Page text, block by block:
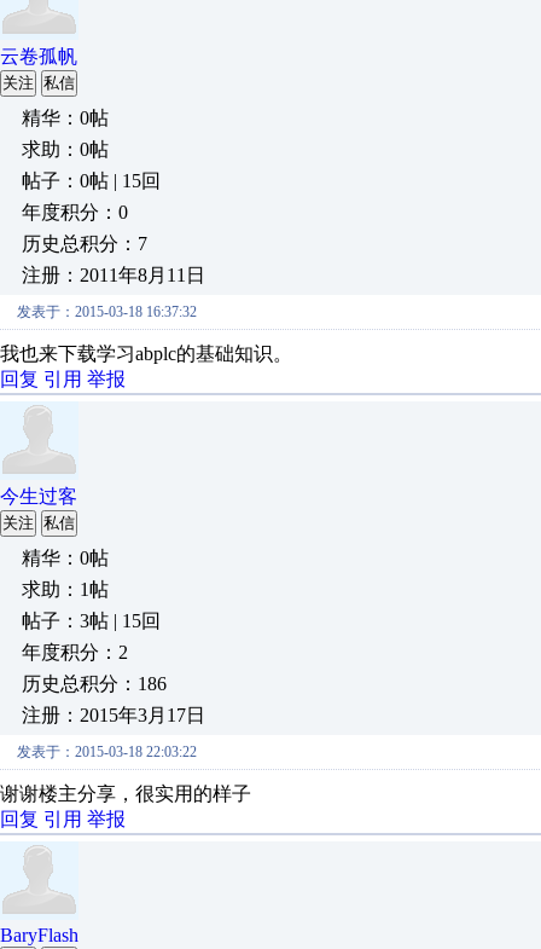
云卷孤帆
关注 私信
精华：0帖
求助：0帖
帖子：0帖 | 15回
年度积分：0
历史总积分：7
注册：2011年8月11日
发表于：2015-03-18 16:37:32
我也来下载学习abplc的基础知识。
回复 引用 举报
今生过客
关注 私信
精华：0帖
求助：1帖
帖子：3帖 | 15回
年度积分：2
历史总积分：186
注册：2015年3月17日
发表于：2015-03-18 22:03:22
谢谢楼主分享，很实用的样子
回复 引用 举报
BaryFlash